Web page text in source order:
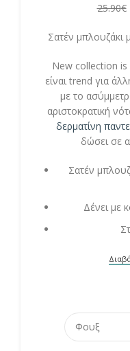
25.90€
Σατέν μπλουζάκι
New collection is
είναι trend για
με το
αριστοκρατική
δερματίνη
δώσει σε
Σατέν
Δένει με